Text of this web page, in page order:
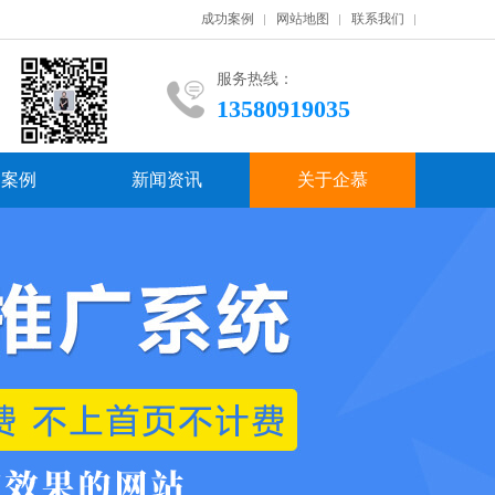
联系我们
网站地图
成功案例
服务热线：
13580919035
例 新闻资讯 关于企慕